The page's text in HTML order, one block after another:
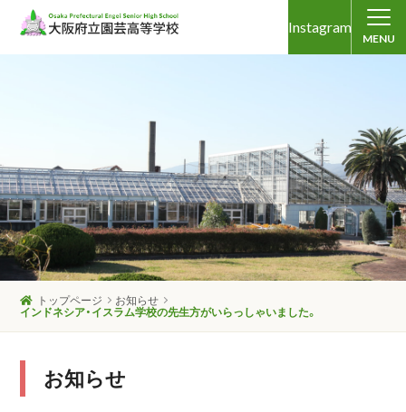
Instagram
MENU
トップページ
お知らせ
インドネシア・イスラム学校の先生方がいらっしゃいました。
お知らせ